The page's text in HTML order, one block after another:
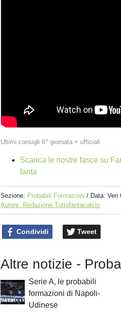
Ultimi consigli 6^ giornata + ufficiali
Scarica le nostre fasce su
fanta
Sezione: Probabili Formazioni / Data:Ven
Autore: Redazione Tuttofantacalcio
Condividi Tweet
Altre notizie -
Serie A, le probabili
formazioni di Napoli-
Udinese